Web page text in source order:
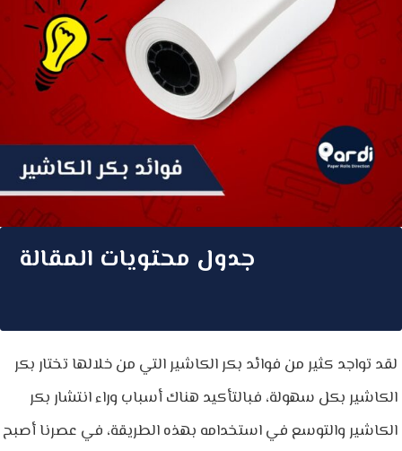
جدول محتويات المقالة
لقد تواجد كثير من فوائد بكر الكاشير التي من خلالها تختار بكر
الكاشير بكل سهولة، فبالتأكيد هناك أسباب وراء انتشار بكر
الكاشير والتوسع في استخدامه بهذه الطريقة، في عصرنا أصبح